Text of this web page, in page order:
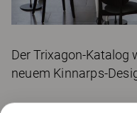
Der Trixagon-Katalog
neuem Kinnarps-